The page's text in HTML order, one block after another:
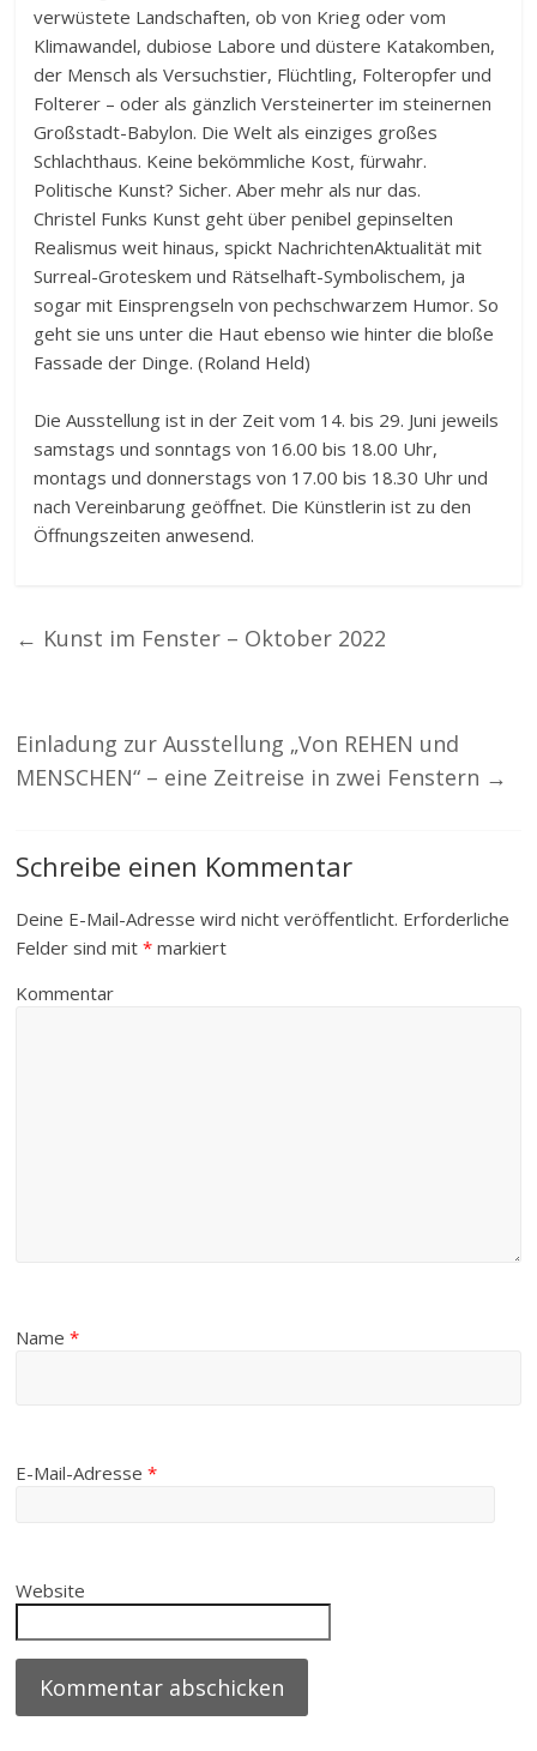
verwüstete Landschaften, ob von Krieg oder vom
Klimawandel, dubiose Labore und düstere Katakomben,
der Mensch als Versuchstier, Flüchtling, Folteropfer und
Folterer – oder als gänzlich Versteinerter im steinernen
Großstadt-Babylon. Die Welt als einziges großes
Schlachthaus. Keine bekömmliche Kost, fürwahr.
Politische Kunst? Sicher. Aber mehr als nur das.
Christel Funks Kunst geht über penibel gepinselten
Realismus weit hinaus, spickt NachrichtenAktualität mit
Surreal-Groteskem und Rätselhaft-Symbolischem, ja
sogar mit Einsprengseln von pechschwarzem Humor. So
geht sie uns unter die Haut ebenso wie hinter die bloße
Fassade der Dinge. (Roland Held)
Die Ausstellung ist in der Zeit vom 14. bis 29. Juni jeweils
samstags und sonntags von 16.00 bis 18.00 Uhr,
montags und donnerstags von 17.00 bis 18.30 Uhr und
nach Vereinbarung geöffnet. Die Künstlerin ist zu den
Öffnungszeiten anwesend.
← Kunst im Fenster – Oktober 2022
Einladung zur Ausstellung „Von REHEN und
MENSCHEN“ – eine Zeitreise in zwei Fenstern →
Schreibe einen Kommentar
Deine E-Mail-Adresse wird nicht veröffentlicht. Erforderliche
Felder sind mit* markiert
Kommentar
Name*
E-Mail-Adresse*
Website